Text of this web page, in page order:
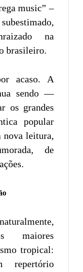
music” –
na
brasileiro.
acaso. A
sendo —
os grandes
popular
nova leitura,
de
maiores
tropical:
repertório